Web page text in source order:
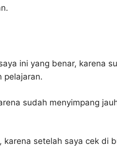
ini yang benar, karena
pelajaran.
sudah menyimpang
karena setelah saya cek di